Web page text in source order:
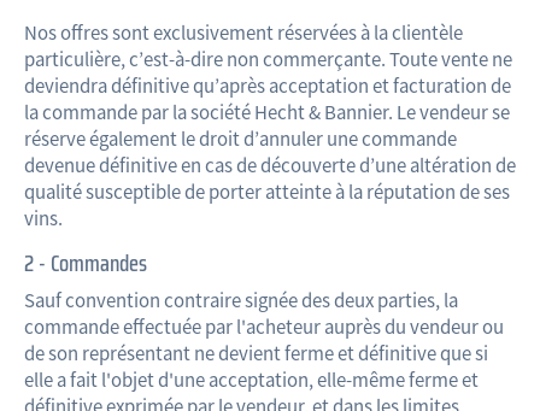
Nos offres sont exclusivement réservées à la clientèle
particulière, c’est-à-dire non commerçante. Toute vente ne
deviendra définitive qu’après acceptation et facturation de
la commande par la société Hecht & Bannier. Le vendeur se
réserve également le droit d’annuler une commande
devenue définitive en cas de découverte d’une altération de
qualité susceptible de porter atteinte à la réputation de ses
vins.
2 - Commandes
Sauf convention contraire signée des deux parties, la
commande effectuée par l'acheteur auprès du vendeur ou
de son représentant ne devient ferme et définitive que si
elle a fait l'objet d'une acceptation, elle-même ferme et
définitive exprimée par le vendeur, et dans les limites